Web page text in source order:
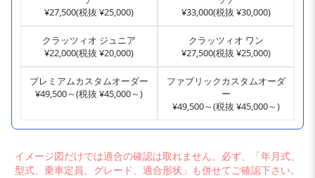
¥27,500(税抜 ¥25,000)
¥33,000(税抜 ¥30,000)
クラッツィオ ジュニア
¥22,000(税抜 ¥20,000)
クラッツィオ ワン
¥27,500(税抜 ¥25,000)
プレミアムカスタムオーダー
¥49,500～(税抜 ¥45,000～)
ファブリックカスタムオーダ
ー
¥49,500～(税抜 ¥45,000～)
イメージ図だけでは適合の確認は取れません。必ず、「年月式、
型式、乗車定員、グレード、適合形状」も併せてご確認下さい。